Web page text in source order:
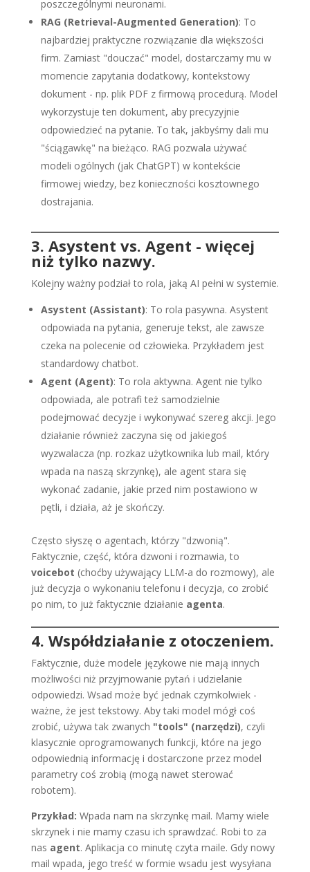
poszczególnymi neuronami.
RAG (Retrieval-Augmented Generation): To
najbardziej praktyczne rozwiązanie dla większości
firm. Zamiast "douczać" model, dostarczamy mu w
momencie zapytania dodatkowy, kontekstowy
dokument - np. plik PDF z firmową procedurą. Model
wykorzystuje ten dokument, aby precyzyjnie
odpowiedzieć na pytanie. To tak, jakbyśmy dali mu
"ściągawkę" na bieżąco. RAG pozwala używać
modeli ogólnych (jak ChatGPT) w kontekście
firmowej wiedzy, bez konieczności kosztownego
dostrajania.
3. Asystent vs. Agent - więcej
niż tylko nazwy.
Kolejny ważny podział to rola, jaką AI pełni w systemie.
Asystent (Assistant): To rola pasywna. Asystent
odpowiada na pytania, generuje tekst, ale zawsze
czeka na polecenie od człowieka. Przykładem jest
standardowy chatbot.
Agent (Agent): To rola aktywna. Agent nie tylko
odpowiada, ale potrafi też samodzielnie
podejmować decyzje i wykonywać szereg akcji. Jego
działanie również zaczyna się od jakiegoś
wyzwalacza (np. rozkaz użytkownika lub mail, który
wpada na naszą skrzynkę), ale agent stara się
wykonać zadanie, jakie przed nim postawiono w
pętli, i działa, aż je skończy.
Często słyszę o agentach, którzy "dzwonią".
Faktycznie, część, która dzwoni i rozmawia, to
voicebot (choćby używający LLM-a do rozmowy), ale
już decyzja o wykonaniu telefonu i decyzja, co zrobić
po nim, to już faktycznie działanie agenta.
4. Współdziałanie z otoczeniem.
Faktycznie, duże modele językowe nie mają innych
możliwości niż przyjmowanie pytań i udzielanie
odpowiedzi. Wsad może być jednak czymkolwiek -
ważne, że jest tekstowy. Aby taki model mógł coś
zrobić, używa tak zwanych "tools" (narzędzi), czyli
klasycznie oprogramowanych funkcji, które na jego
odpowiednią informację i dostarczone przez model
parametry coś zrobią (mogą nawet sterować
robotem).
Przykład: Wpada nam na skrzynkę mail. Mamy wiele
skrzynek i nie mamy czasu ich sprawdzać. Robi to za
nas agent. Aplikacja co minutę czyta maile. Gdy nowy
mail wpada, jego treść w formie wsadu jest wysyłana